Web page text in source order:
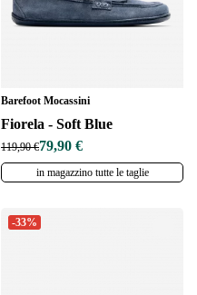
Barefoot Mocassini
Fiorela - Soft Blue
119,90 €79,90 €
in magazzino tutte le taglie
-33%